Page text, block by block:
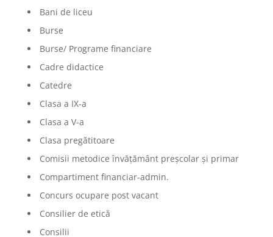
Bani de liceu
Burse
Burse/ Programe financiare
Cadre didactice
Catedre
Clasa a IX-a
Clasa a V-a
Clasa pregătitoare
Comisii metodice învățământ preșcolar și primar
Compartiment financiar-admin.
Concurs ocupare post vacant
Consilier de etică
Consilii